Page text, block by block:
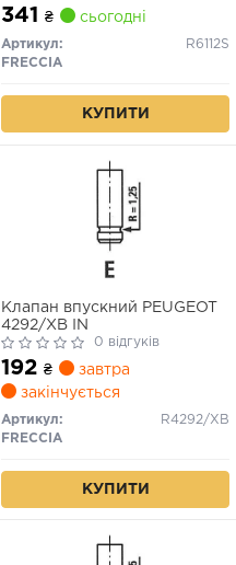
XSARA, ZX FIAT ULYSSE
PEUGEOT 306, 406, 605, 806
1.8/2.0 05.94-12.04
341 ₴ сьогодні
Артикул:
R6112S
FRECCIA
КУПИТИ
Клапан впускний PEUGEOT
4292/XB IN
0 відгуків
192 ₴
завтра
закінчується
Артикул:
R4292/XB
FRECCIA
КУПИТИ